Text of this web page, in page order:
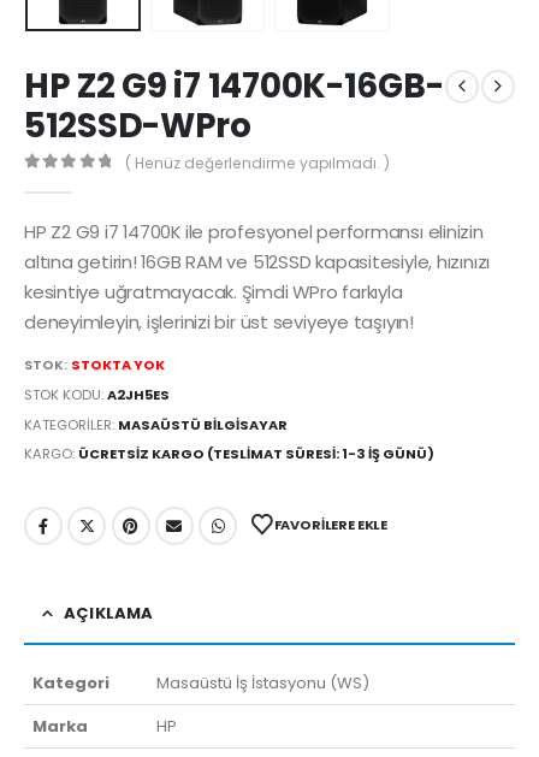
HP Z2 G9 i7 14700K-16GB-
512SSD-WPro
( Henüz değerlendirme yapılmadı. )
HP Z2 G9 i7 14700K ile profesyonel performansı elinizin
altına getirin! 16GB RAM ve 512SSD kapasitesiyle, hızınızı
kesintiye uğratmayacak. Şimdi WPro farkıyla
deneyimleyin, işlerinizi bir üst seviyeye taşıyın!
STOK: STOKTA YOK
STOK KODU:A2JH5ES
KATEGORILER: MASAÜSTÜ BILGISAYAR
KARGO: ÜCRETSIZ KARGO (TESLIMAT SÜRESI: 1-3 İŞ GÜNÜ)
FAVORILERE EKLE
AÇIKLAMA
Kategori
Masaüstü İş İstasyonu (WS)
Marka
HP